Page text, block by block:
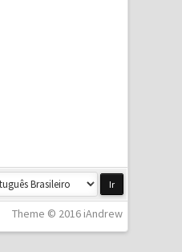
Theme © 2016 iAndrew